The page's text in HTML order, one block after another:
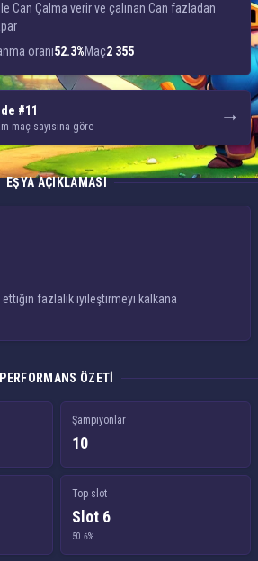
Can Çalma verir ve çalınan Can fazladan
oranı52.3%Maç2 355
#11
maç sayısına göre
EŞYA AÇIKLAMASI
fazlalık iyileştirmeyi kalkana
PERFORMANS ÖZETI
Şampiyonlar
10
Top slot
Slot 6
50.6%